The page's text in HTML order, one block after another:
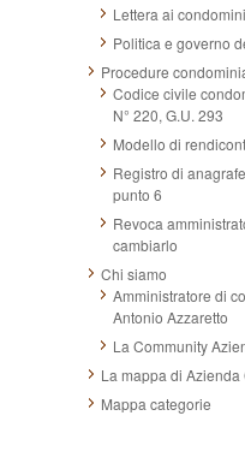
Lettera ai condomini
Politica e governo
Procedure
Codice civile
N° 220, G.U. 293
Modello di
Registro di
punto 6
Revoca
cambiarlo
Chi siamo
Amministratore di
Antonio Azzaretto
La Community
La mappa di
Mappa categorie